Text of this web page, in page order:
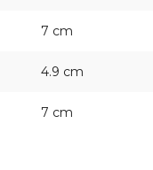
7 cm
4.9 cm
7 cm